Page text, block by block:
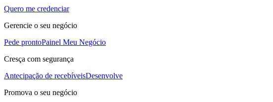
Quero me credenciar
Gerencie o seu negócio
Pede prontoPainel Meu Negócio
Cresça com segurança
Antecipação de recebíveisDesenvolve
Promova o seu negócio